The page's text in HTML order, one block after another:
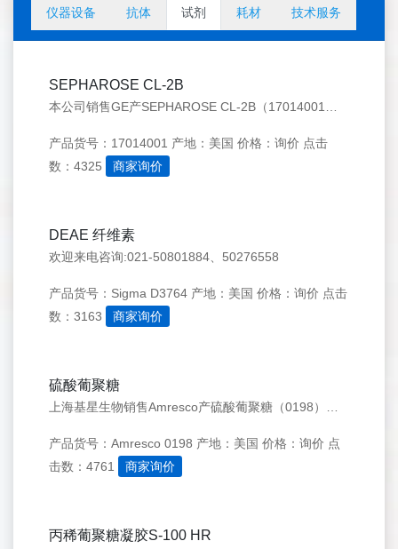
仪器设备 抗体 试剂 耗材 技术服务
SEPHAROSE CL-2B
产品货号：17014001 产地：美国 价格：询价 点击
数：4325
商家询价
DEAE 纤维素
欢迎来电咨询:021-50801884、50276558
产品货号：Sigma D3764 产地：美国 价格：询价 点击
数：3163
商家询价
硫酸葡聚糖
产品货号：Amresco 0198 产地：美国 价格：询价 点
击数：4761
商家询价
丙稀葡聚糖凝胶S-100 HR